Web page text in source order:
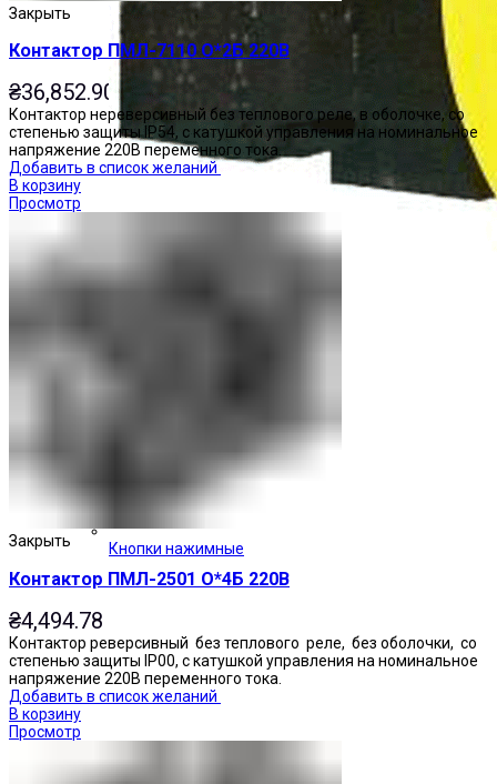
Кнопки нажимные
Закрыть
Контактор ПМЛ-7110 О*2Б 220В
₴36,852.90
Контактор нереверсивный без теплового реле, в оболочке, со
степенью защиты IP54, с катушкой управления на номинальное
напряжение 220В переменного тока.
Добавить в список желаний
В корзину
Просмотр
Закрыть
Контактор ПМЛ-2501 О*4Б 220В
₴4,494.78
Контактор реверсивный без теплового реле, без оболочки, со
степенью защиты IP00, с катушкой управления на номинальное
напряжение 220В переменного тока.
Добавить в список желаний
В корзину
Просмотр